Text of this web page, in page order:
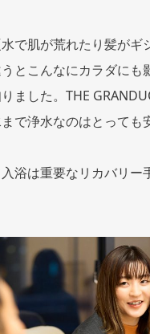
水で肌が荒れたり髪がギ
とこんなにカラダにも
ました。THE
で浄水なのはとっても
浴は重要なリカバリー